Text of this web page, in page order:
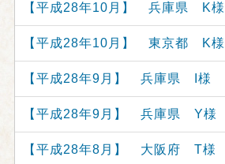
【平成28年10月】 兵庫県 K様
【平成28年10月】 東京都 K様
【平成28年9月】 兵庫県 I様
【平成28年9月】 兵庫県 Y様
【平成28年8月】 大阪府 T様